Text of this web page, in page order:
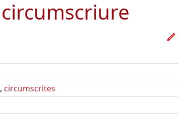
circumscriure
, circumscrites